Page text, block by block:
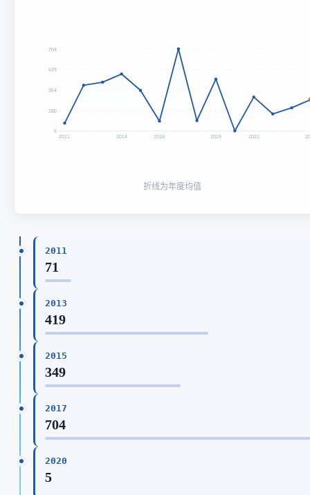
704
529
354
180
5
2011 2014 2016 2019 2021
折线为年度均值
2011
71
2013
419
2015
349
2017
704
2020
5